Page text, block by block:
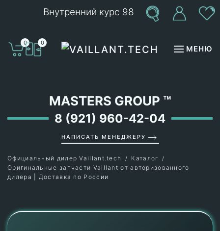
Внутренний курс 98
0 0
МЕНЮ
MASTERS GROUP ™
8 (921) 960-42-04
НАПИСАТЬ МЕНЕДЖЕРУ
Официальный дилер Vaillant.tech
Каталог
Оригинальные запчасти Vaillant от авторизованного
дилера | Доставка по России